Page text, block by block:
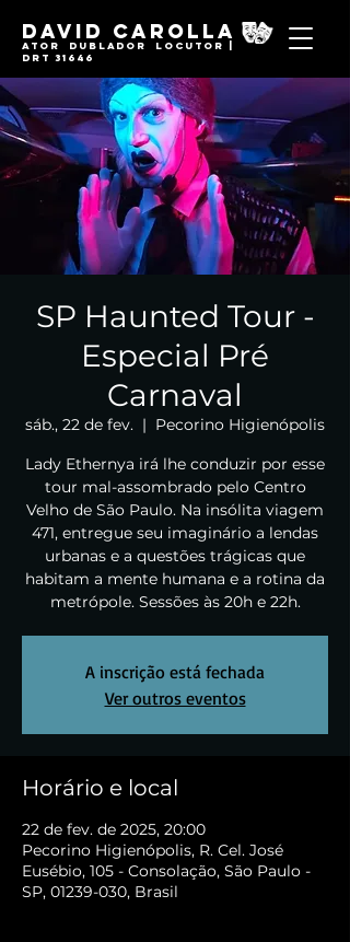
David Carolla
Ator Dublador locutor |
DRT 31646
SP Haunted Tour -
Especial Pré
Carnaval
sáb., 22 de fev.
  |
Pecorino Higienópolis
Lady Ethernya irá lhe conduzir por esse
tour mal-assombrado pelo Centro
Velho de São Paulo. Na insólita viagem
471, entregue seu imaginário a lendas
urbanas e a questões trágicas que
habitam a mente humana e a rotina da
metrópole. Sessões às 20h e 22h.
A inscrição está fechada
Ver outros eventos
Horário e local
22 de fev. de 2025, 20:00
Pecorino Higienópolis, R. Cel. José
Eusébio, 105 - Consolação, São Paulo -
SP, 01239-030, Brasil